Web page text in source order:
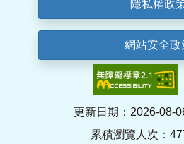
隱私權政
網站安全政
更新日期：2026-08-
累積瀏覽人次：